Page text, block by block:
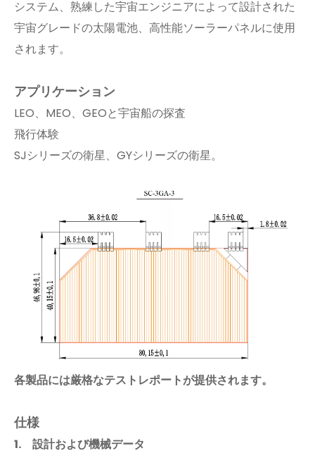
システム、熟練した宇宙エンジニアによって設計された
宇宙グレードの太陽電池、高性能ソーラーパネルに使用
されます。
アプリケーション
LEO、MEO、GEOと宇宙船の探査
飛行体験
SJシリーズの衛星、GYシリーズの衛星。
各製品には厳格なテストレポートが提供されます。
仕様
1. 設計および機械データ